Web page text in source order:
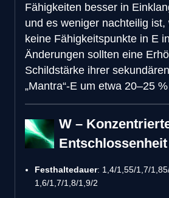
Fähigkeiten besser in
und es weniger nachteilig ist,
keine Fähigkeitspunkte in E
Änderungen sollten eine
Schildstärke ihrer
„Mantra“-E um etwa 20–25
W –
Entschlossenheit
Festhaltedauer: 1,4/1,55/1,7/
1,6/1,7/1,8/1,9/2